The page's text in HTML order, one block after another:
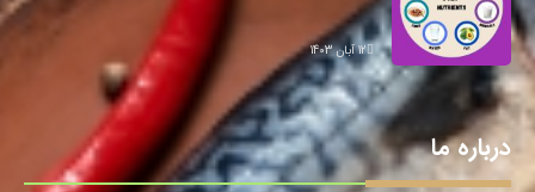
12 آبان 1403
درباره ما